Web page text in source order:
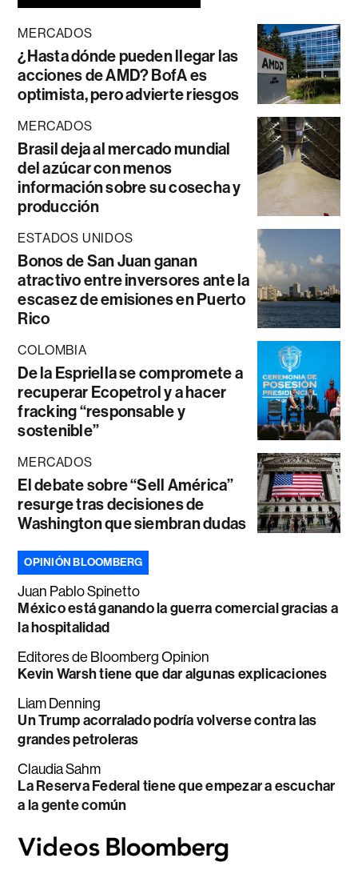
MERCADOS
¿Hasta dónde pueden llegar las
acciones de AMD? BofA es
optimista, pero advierte riesgos
MERCADOS
Brasil deja al mercado mundial
del azúcar con menos
información sobre su cosecha y
producción
ESTADOS UNIDOS
Bonos de San Juan ganan
atractivo entre inversores ante la
escasez de emisiones en Puerto
Rico
COLOMBIA
De la Espriella se compromete a
recuperar Ecopetrol y a hacer
fracking “responsable y
sostenible”
MERCADOS
El debate sobre “Sell América”
resurge tras decisiones de
Washington que siembran dudas
OPINIÓN BLOOMBERG
Juan Pablo Spinetto
México está ganando la guerra comercial gracias a
la hospitalidad
Editores de Bloomberg Opinion
Kevin Warsh tiene que dar algunas explicaciones
Liam Denning
Un Trump acorralado podría volverse contra las
grandes petroleras
Claudia Sahm
La Reserva Federal tiene que empezar a escuchar
a la gente común